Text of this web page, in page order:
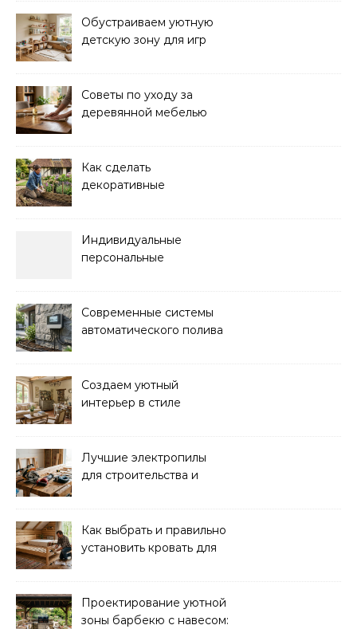
Обустраиваем уютную
детскую зону для игр
Советы по уходу за
деревянной мебелью
Как сделать
декоративные
пошаговая инструкция
Индивидуальные
персональные
Современные системы
автоматического полива
Создаем уютный
интерьер в стиле
Лучшие электропилы
для строительства и
Как выбрать и правильно
установить кровать для
Проектирование уютной
зоны барбекю с навесом: